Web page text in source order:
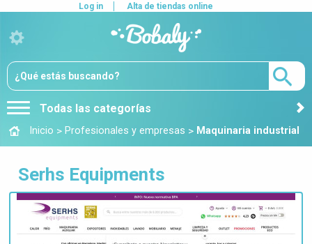
Todas las categorías
Log in Alta de tiendas online
Inicio > Profesionales y empresas > Maquinaria industrial
Serhs Equipments